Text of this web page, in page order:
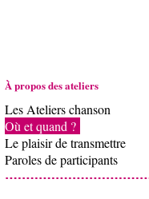
À propos des ateliers
Les Ateliers chanson
Où et quand ?
Le plaisir de transmettre
Paroles de participants